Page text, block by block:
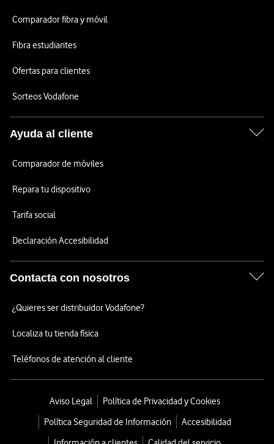
Comparador fibra y móvil
Fibra estudiantes
Ofertas para clientes
Sorteos Vodafone
Ayuda al cliente
Comparador de móviles
Repara tu dispositivo
Tarifa social
Declaración Accesibilidad
Contacta con nosotros
¿Quieres ser distribuidor Vodafone?
Localiza tu tienda física
Teléfonos de atención al cliente
Aviso Legal
Política de Privacidad y Cookies
Política Seguridad de Información
Accesibilidad